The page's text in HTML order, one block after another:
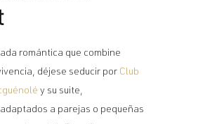
romántica que combine
déjese seducir por Club
y su suite,
a parejas o pequeñas